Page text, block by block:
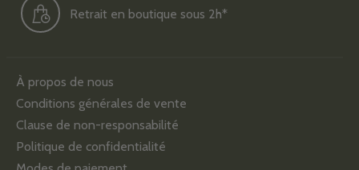
Retrait en boutique sous 2h*
À propos de nous
Conditions générales de vente
Clause de non-responsabilité
Politique de confidentialité